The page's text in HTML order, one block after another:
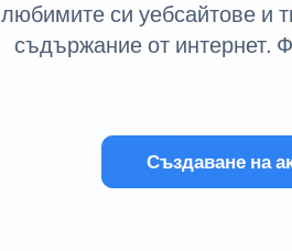
любимите си уебсайтове и
съдържание от интернет.
Създаване на